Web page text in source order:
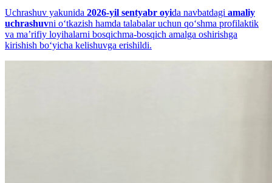
Uchrashuv yakunida 2026-yil sentyabr oyida navbatdagi amaliy
uchrashuvni o‘tkazish hamda talabalar uchun qo‘shma profilaktik
va maʼrifiy loyihalarni bosqichma-bosqich amalga oshirishga
kirishish bo‘yicha kelishuvga erishildi.